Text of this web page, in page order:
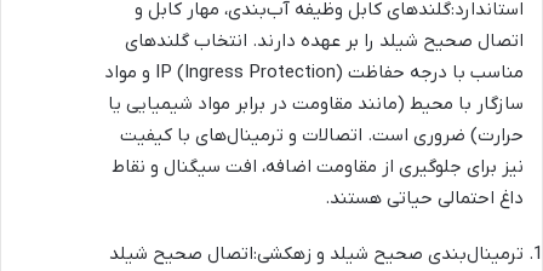
استاندارد:گلندهای کابل وظیفه آب‌بندی، مهار کابل و
اتصال صحیح شیلد را بر عهده دارند. انتخاب گلندهای
مناسب با درجه حفاظت IP (Ingress Protection) و مواد
سازگار با محیط (مانند مقاومت در برابر مواد شیمیایی یا
حرارت) ضروری است. اتصالات و ترمینال‌های با کیفیت
نیز برای جلوگیری از مقاومت اضافه، افت سیگنال و نقاط
داغ احتمالی حیاتی هستند.
ترمینال‌بندی صحیح شیلد و زهکشی:اتصال صحیح شیلد